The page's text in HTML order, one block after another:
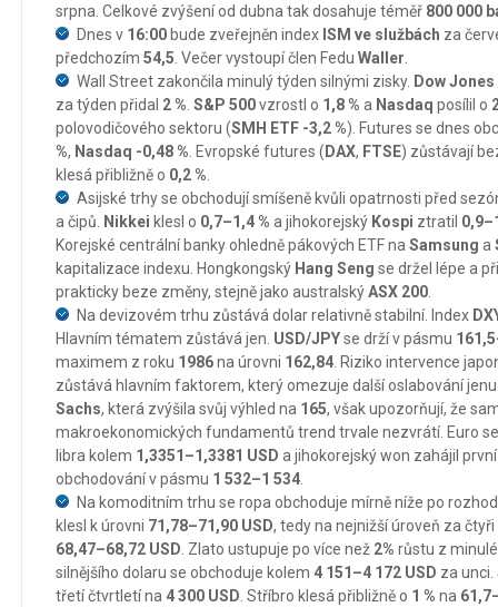
srpna. Celkové zvýšení od dubna tak dosahuje téměř 800 000
Dnes v 16:00 bude zveřejněn index ISM ve službách za
předchozím 54,5. Večer vystoupí člen Fedu Waller.
Wall Street zakončila minulý týden silnými zisky. Dow Jones
za týden přidal 2 %. S&P 500vzrostl o 1,8 % a Nasdaq posílil o
polovodičového sektoru (SMH ETF -3,2 %). Futures se dnes
%, Nasdaq -0,48 %. Evropské futures ( DAX, FTSE) zůstávají
klesá přibližně o 0,2 %.
Asijské trhy se obchodují smíšeně kvůli opatrnosti před
a čipů. Nikkei klesl o 0,7–1,4 % a jihokorejský Kospi ztratil
Korejské centrální banky ohledně pákových ETF naSamsung a
kapitalizace indexu. Hongkongský Hang Seng se držel lépe a
prakticky beze změny, stejně jako australskýASX 200.
Na devizovém trhu zůstává dolar relativně stabilní. Index
Hlavním tématem zůstává jen. USD/JPYse drží v pásmu
maximem z roku 1986na úrovni 162,84. Riziko intervence
zůstává hlavním faktorem, který omezuje další oslabování
Sachs, která zvýšila svůj výhled na 165, však upozorňují, že
makroekonomických fundamentů trend trvale nezvrátí. Euro
libra kolem 1,3351–1,3381 USD a jihokorejský won zahájil
obchodování v pásmu 1 532–1 534.
Na komoditním trhu se ropa obchoduje mírně níže po
klesl k úrovni 71,78–71,90 USD, tedy na nejnižší úroveň za
68,47–68,72 USD. Zlato ustupuje po více než 2% růstu z
silnějšího dolaru se obchoduje kolem 4 151–4 172 USD za unci.
třetí čtvrtletí na 4 300 USD. Stříbro klesá přibližně o 1 % na